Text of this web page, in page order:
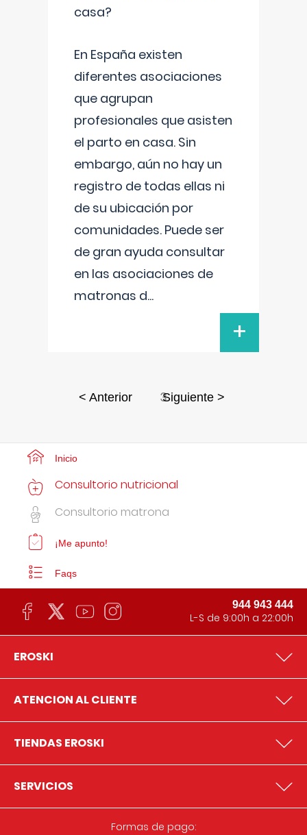
casa?
En España existen
diferentes asociaciones
que agrupan
profesionales que asisten
el parto en casa. Sin
embargo, aún no hay un
registro de todas ellas ni
de su ubicación por
comunidades. Puede ser
de gran ayuda consultar
en las asociaciones de
matronas d...
+
< Anterior 3Siguiente >
Inicio
Consultorio nutricional
Consultorio matrona
¡Me apunto!
Faqs
944 943 444
L-S de 9:00h a 22:00h
EROSKI
ATENCION AL CLIENTE
TIENDAS EROSKI
SERVICIOS
Formas de pago: